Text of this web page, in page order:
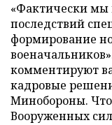
«Фактически
последствий
формирование
комментируют
кадровые
Минобороны.
Вооруженных